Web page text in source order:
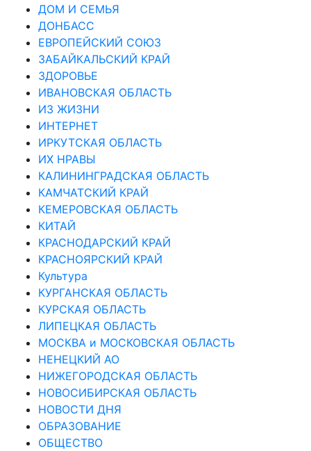
ДОМ И СЕМЬЯ
ДОНБАСС
ЕВРОПЕЙСКИЙ СОЮЗ
ЗАБАЙКАЛЬСКИЙ КРАЙ
ЗДОРОВЬЕ
ИВАНОВСКАЯ ОБЛАСТЬ
ИЗ ЖИЗНИ
ИНТЕРНЕТ
ИРКУТСКАЯ ОБЛАСТЬ
ИХ НРАВЫ
КАЛИНИНГРАДCКАЯ ОБЛАСТЬ
КАМЧАТСКИЙ КРАЙ
КЕМЕРОВСКАЯ ОБЛАСТЬ
КИТАЙ
КРАСНОДАРСКИЙ КРАЙ
КРАСНОЯРСКИЙ КРАЙ
Культура
КУРГАНСКАЯ ОБЛАСТЬ
КУРСКАЯ ОБЛАСТЬ
ЛИПЕЦКАЯ ОБЛАСТЬ
МОСКВА и МОСКОВСКАЯ ОБЛАСТЬ
НЕНЕЦКИЙ АО
НИЖЕГОРОДСКАЯ ОБЛАСТЬ
НОВОСИБИРСКАЯ ОБЛАСТЬ
НОВОСТИ ДНЯ
ОБРАЗОВАНИЕ
ОБЩЕСТВО